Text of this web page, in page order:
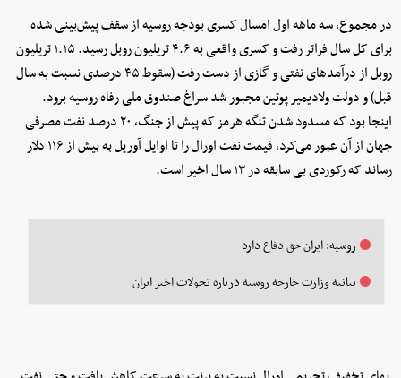
در مجموع، سه ماهه اول امسال کسری بودجه روسیه از سقف پیش‌بینی شده
برای کل سال فراتر رفت و کسری واقعی به ۴.۶ تریلیون روبل رسید. ۱.۱۵ تریلیون
روبل از درآمدهای نفتی و گازی از دست رفت (سقوط ۴۵ درصدی نسبت به سال
قبل) و دولت ولادیمیر پوتین مجبور شد سراغ صندوق ملی رفاه روسیه برود.
اینجا بود که مسدود شدن تنگه هرمز که پیش از جنگ، ۲۰ درصد نفت مصرفی
جهان از آن عبور می‌کرد، قیمت نفت اورال را تا اوایل آوریل به بیش از ۱۱۶ دلار
رساند که رکوردی بی سابقه در ۱۳ سال اخیر است.
روسیه: ایران حق دفاع دارد
بیانیه وزارت خارجه روسیه درباره تحولات اخیر ایران